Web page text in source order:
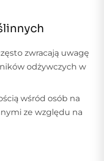
zwracają uwagę
odżywczych w
wśród osób na
ze względu na